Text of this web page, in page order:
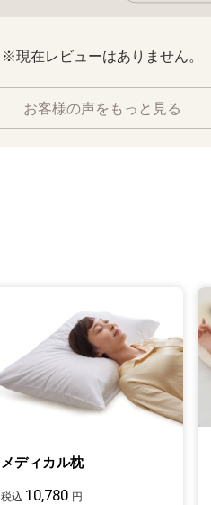
※現在レビューはありません。
お客様の声をもっと見る
メディカル枕
税込 10,780 円